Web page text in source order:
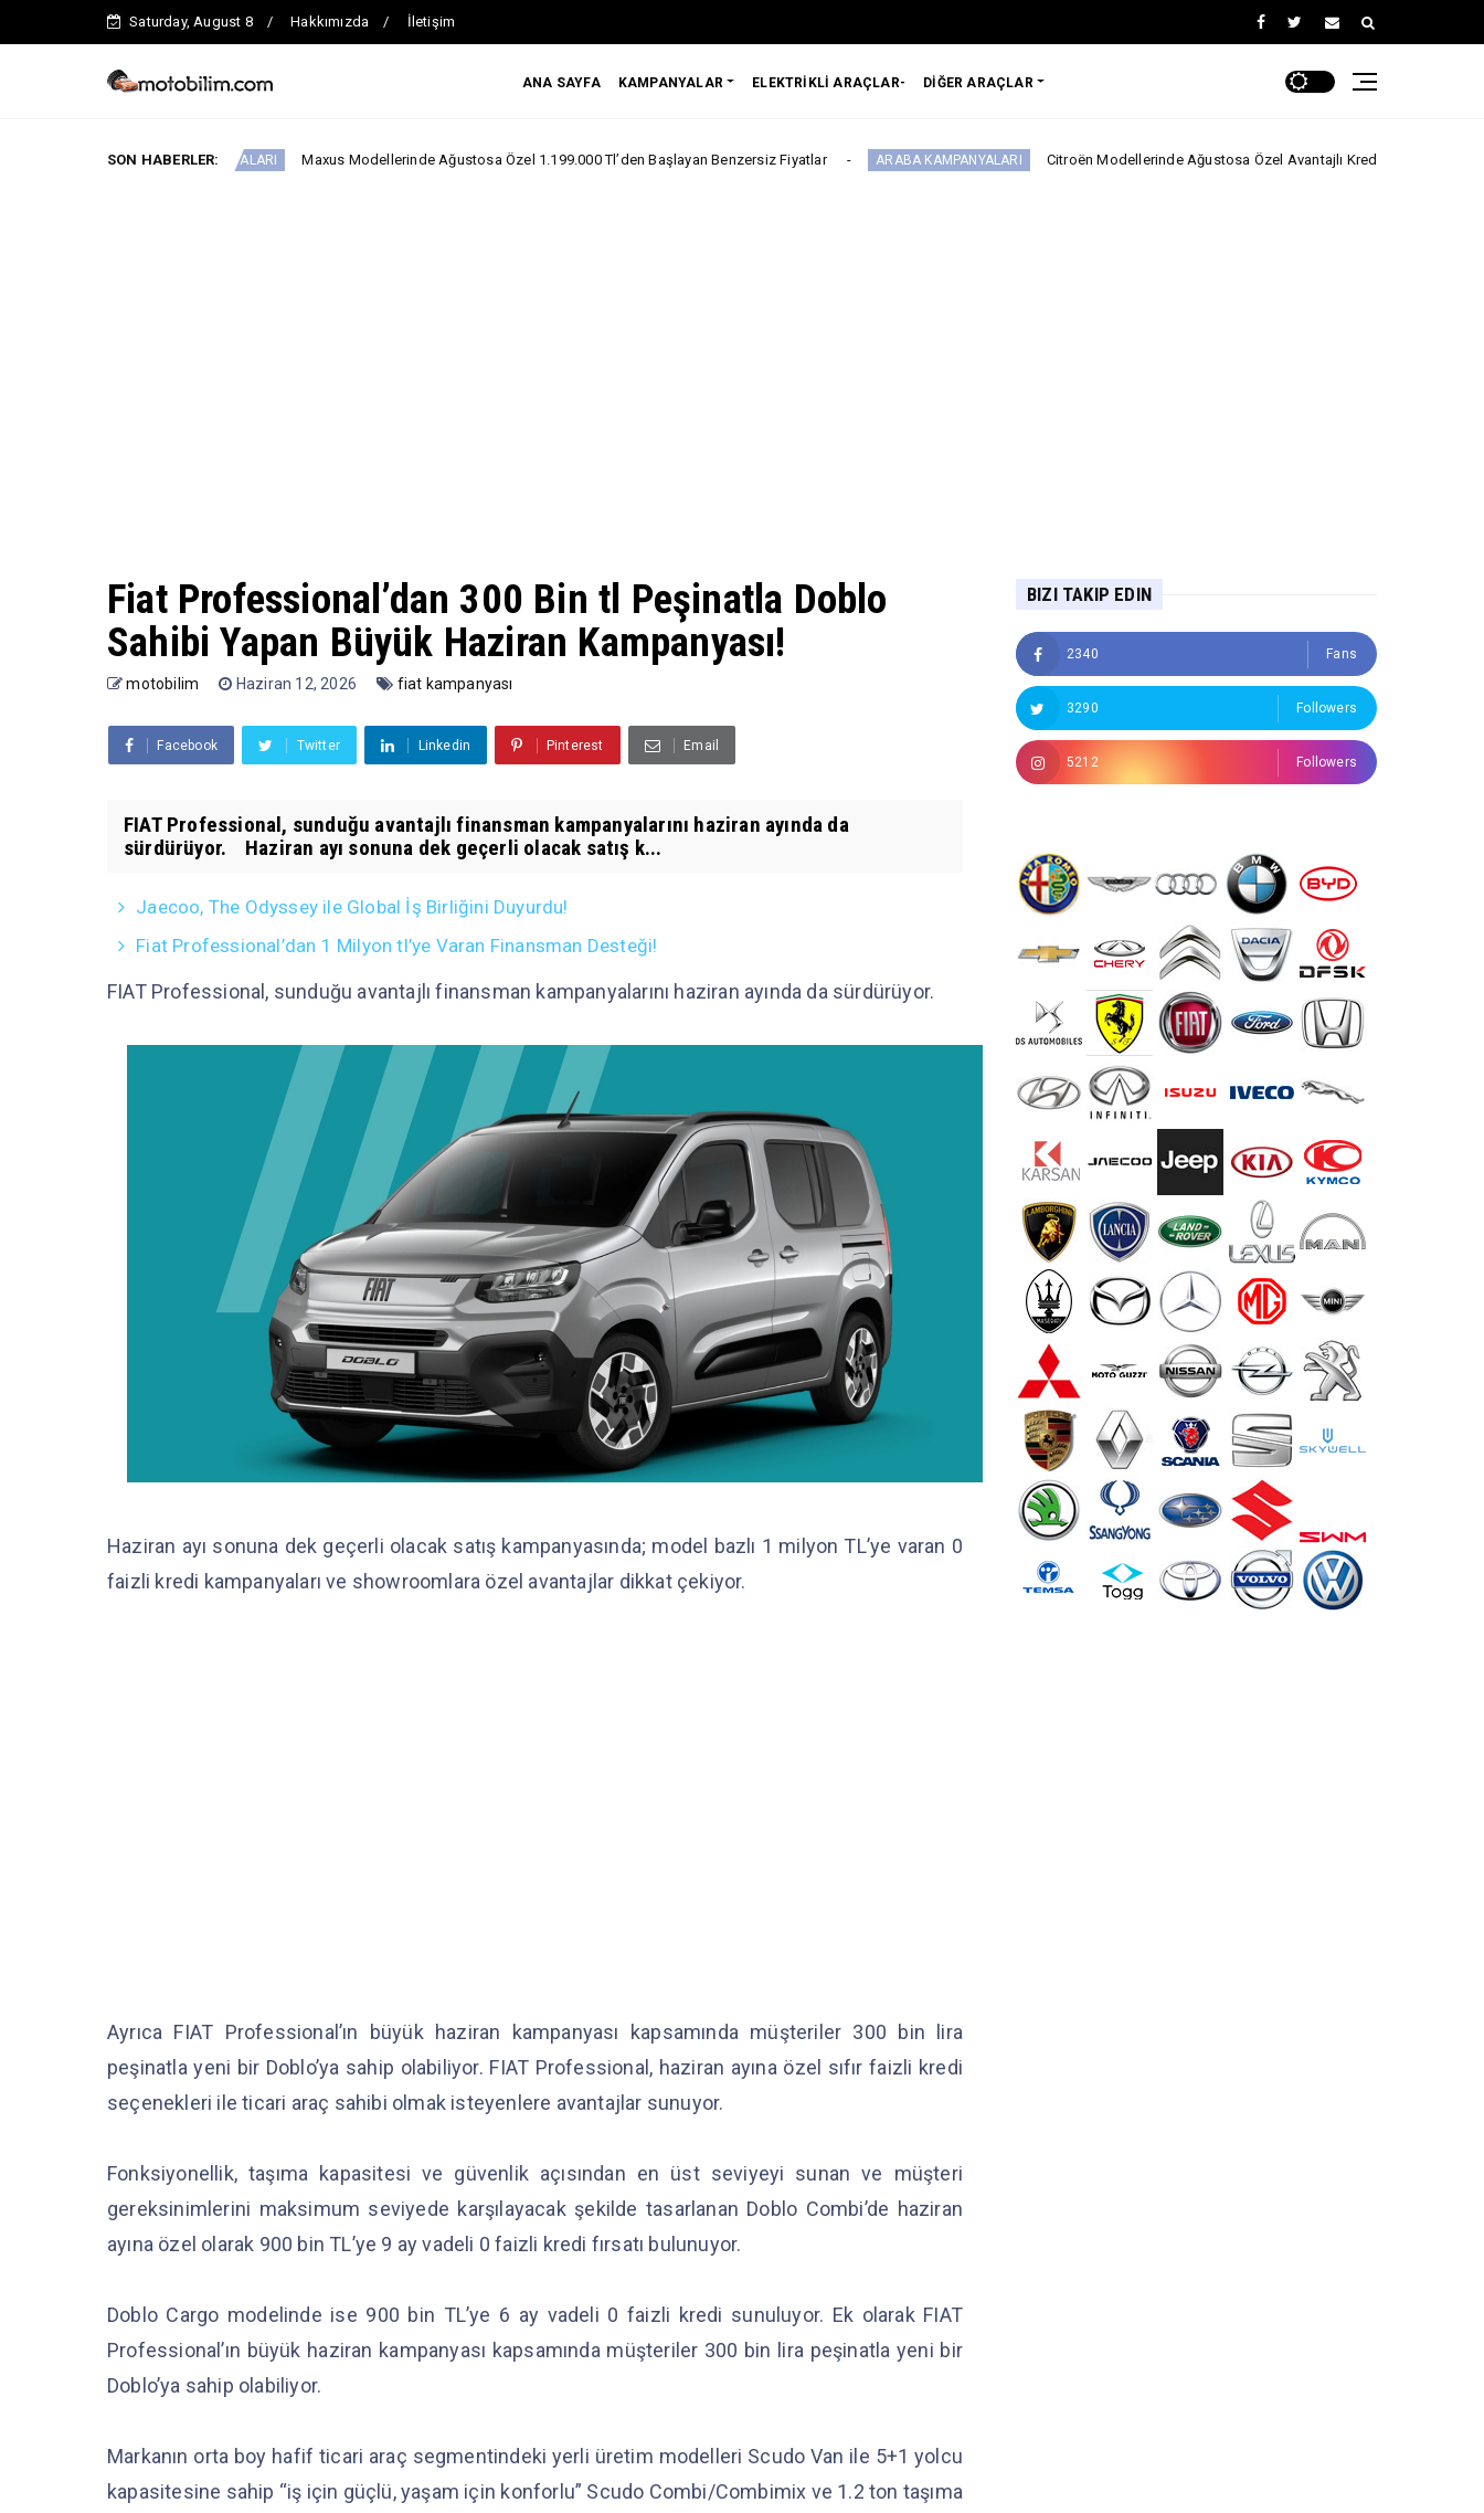
Saturday, August 8 Hakkımızda İletişim
ANA SAYFA KAMPANYALAR ELEKTRİKLİ ARAÇLAR- DİĞER ARAÇLAR
SON HABERLER:
ARABA KAMPANYALARI Maxus Modellerinde Ağustosa Özel 1.199.000 Tl’den Başlayan Benzersiz Fiyatlar ARABA KAMPANYALARI Citroën Modellerinde Ağustosa Özel Avantajlı Kredi İmkânları!
Fiat Professional’dan 300 Bin tl Peşinatla Doblo
Sahibi Yapan Büyük Haziran Kampanyası!
motobilim Haziran 12, 2026 fiat kampanyası
Facebook Twitter Linkedin Pinterest Email
FIAT Professional, sunduğu avantajlı finansman kampanyalarını haziran ayında da
sürdürüyor. Haziran ayı sonuna dek geçerli olacak satış k...
Jaecoo, The Odyssey ile Global İş Birliğini Duyurdu!
Fiat Professional’dan 1 Milyon tl’ye Varan Finansman Desteği!
FIAT Professional, sunduğu avantajlı finansman kampanyalarını haziran ayında da sürdürüyor.
Haziran ayı sonuna dek geçerli olacak satış kampanyasında; model bazlı 1 milyon TL’ye varan 0
faizli kredi kampanyaları ve showroomlara özel avantajlar dikkat çekiyor.
Ayrıca FIAT Professional’ın büyük haziran kampanyası kapsamında müşteriler 300 bin lira
peşinatla yeni bir Doblo’ya sahip olabiliyor. FIAT Professional, haziran ayına özel sıfır faizli kredi
seçenekleri ile ticari araç sahibi olmak isteyenlere avantajlar sunuyor.
Fonksiyonellik, taşıma kapasitesi ve güvenlik açısından en üst seviyeyi sunan ve müşteri
gereksinimlerini maksimum seviyede karşılayacak şekilde tasarlanan Doblo Combi’de haziran
ayına özel olarak 900 bin TL’ye 9 ay vadeli 0 faizli kredi fırsatı bulunuyor.
Doblo Cargo modelinde ise 900 bin TL’ye 6 ay vadeli 0 faizli kredi sunuluyor. Ek olarak FIAT
Professional’ın büyük haziran kampanyası kapsamında müşteriler 300 bin lira peşinatla yeni bir
Doblo’ya sahip olabiliyor.
Markanın orta boy hafif ticari araç segmentindeki yerli üretim modelleri Scudo Van ile 5+1 yolcu
kapasitesine sahip “iş için güçlü, yaşam için konforlu” Scudo Combi/Combimix ve 1.2 ton taşıma
BIZI TAKIP EDIN
2340 Fans
3290 Followers
5212 Followers